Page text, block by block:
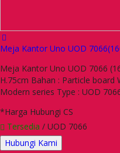
Meja Kantor Uno UOD
Meja Kantor Uno UOD 7066
H.75cm Bahan : Particle board
Modern series Type : UOD
*Harga Hubungi CS
Tersedia / UOD 7066
Hubungi Kami